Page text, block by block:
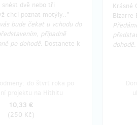
dvě nebo tři
chci poznat motýly.."
bude čekat u vchodu do
případně
po dohodě. Dostanete k
10,33 €
(250 Kč)
Krásné
Bizarre
dohodě.